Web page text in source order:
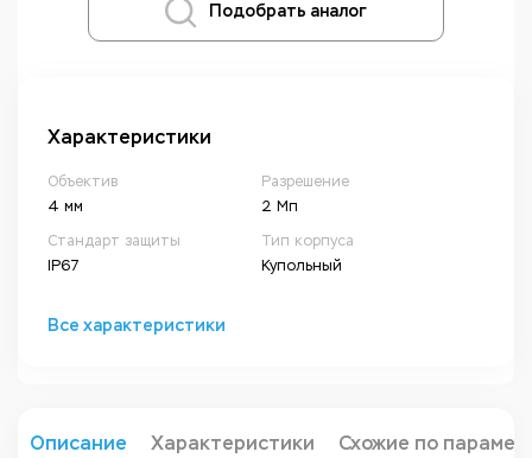
Подобрать аналог
Характеристики
Объектив
4 мм
Разрешение
2 Мп
Стандарт защиты
IP67
Тип корпуса
Купольный
Все характеристики
Описание Характеристики Схожие по